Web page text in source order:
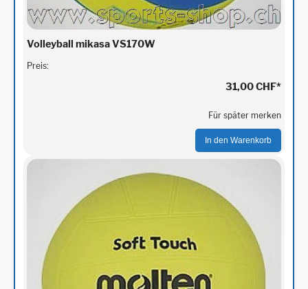
Volleyball mikasa VS170W
Preis:
31,00 CHF*
Für später merken
In den Warenkorb